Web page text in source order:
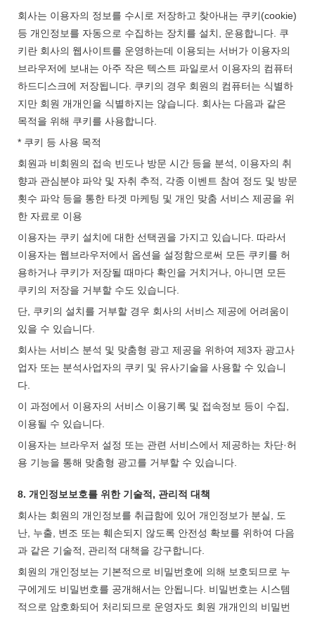
회사는 이용자의 정보를 수시로 저장하고 찾아내는 쿠키(cookie)
등 개인정보를 자동으로 수집하는 장치를 설치, 운용합니다. 쿠
키란 회사의 웹사이트를 운영하는데 이용되는 서버가 이용자의
브라우저에 보내는 아주 작은 텍스트 파일로서 이용자의 컴퓨터
하드디스크에 저장됩니다. 쿠키의 경우 회원의 컴퓨터는 식별하
지만 회원 개개인을 식별하지는 않습니다. 회사는 다음과 같은
목적을 위해 쿠키를 사용합니다.
* 쿠키 등 사용 목적
회원과 비회원의 접속 빈도나 방문 시간 등을 분석, 이용자의 취
향과 관심분야 파악 및 자취 추적, 각종 이벤트 참여 정도 및 방문
횟수 파악 등을 통한 타겟 마케팅 및 개인 맞춤 서비스 제공을 위
한 자료로 이용
이용자는 쿠키 설치에 대한 선택권을 가지고 있습니다. 따라서
이용자는 웹브라우저에서 옵션을 설정함으로써 모든 쿠키를 허
용하거나 쿠키가 저장될 때마다 확인을 거치거나, 아니면 모든
쿠키의 저장을 거부할 수도 있습니다.
단, 쿠키의 설치를 거부할 경우 회사의 서비스 제공에 어려움이
있을 수 있습니다.
회사는 서비스 분석 및 맞춤형 광고 제공을 위하여 제3자 광고사
업자 또는 분석사업자의 쿠키 및 유사기술을 사용할 수 있습니
다.
이 과정에서 이용자의 서비스 이용기록 및 접속정보 등이 수집,
이용될 수 있습니다.
이용자는 브라우저 설정 또는 관련 서비스에서 제공하는 차단·허
용 기능을 통해 맞춤형 광고를 거부할 수 있습니다.
8. 개인정보보호를 위한 기술적, 관리적 대책
회사는 회원의 개인정보를 취급함에 있어 개인정보가 분실, 도
난, 누출, 변조 또는 훼손되지 않도록 안전성 확보를 위하여 다음
과 같은 기술적, 관리적 대책을 강구합니다.
회원의 개인정보는 기본적으로 비밀번호에 의해 보호되므로 누
구에게도 비밀번호를 공개해서는 안됩니다. 비밀번호는 시스템
적으로 암호화되어 처리되므로 운영자도 회원 개개인의 비밀번